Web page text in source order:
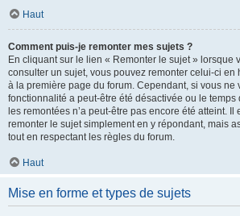
Haut
Comment puis-je remonter mes sujets ?
En cliquant sur le lien « Remonter le sujet » lorsque
consulter un sujet, vous pouvez remonter celui-ci en
à la première page du forum. Cependant, si vous ne
fonctionnalité a peut-être été désactivée ou le temps
les remontées n’a peut-être pas encore été atteint.
remonter le sujet simplement en y répondant, mais
tout en respectant les règles du forum.
Haut
Mise en forme et types de sujets